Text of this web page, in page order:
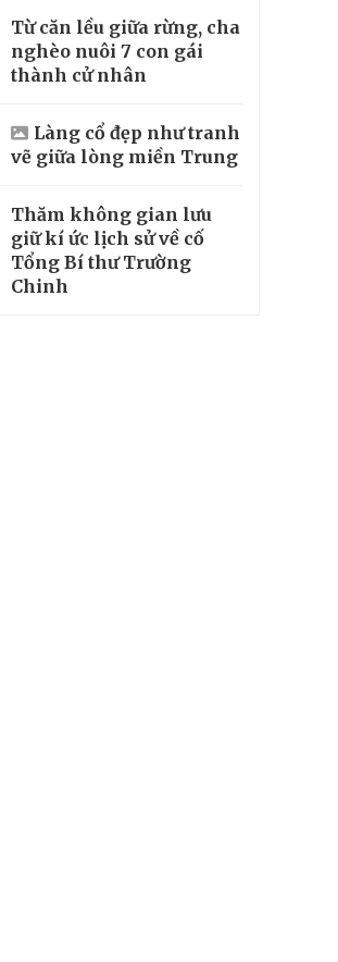
Từ căn lều giữa rừng, cha
nghèo nuôi 7 con gái
thành cử nhân
Làng cổ đẹp như tranh
vẽ giữa lòng miền Trung
Thăm không gian lưu
giữ kí ức lịch sử về cố
Tổng Bí thư Trường
Chinh